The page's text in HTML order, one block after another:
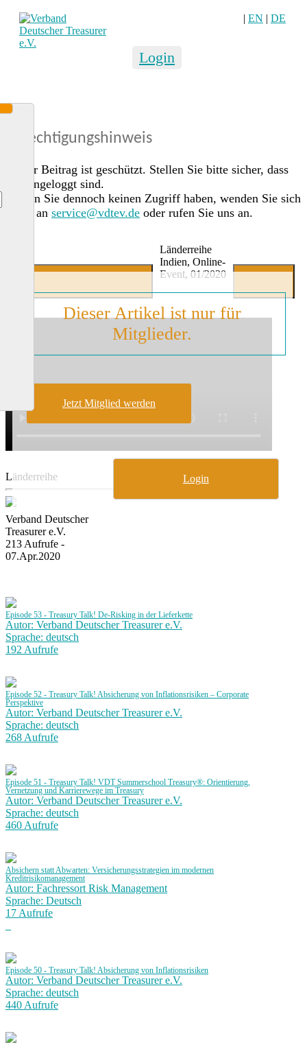
| EN | DE
Login
Berechtigungshinweis
Dieser Beitrag ist geschützt. Stellen Sie bitte sicher, dass
Sie eingeloggt sind.
Sollten Sie dennoch keinen Zugriff haben, wenden Sie sich
gerne an service@vdtev.de oder rufen Sie uns an.
Länderreihe
Indien, Online-
Event, 01/2020
Dieser Artikel ist nur für
Mitglieder.
Jetzt Mitglied werden
Login
Länderreihe
Verband Deutscher
Treasurer e.V.
213 Aufrufe -
07.Apr.2020
Episode 53 - Treasury Talk! De-Risking in der Lieferkette
Autor: Verband Deutscher Treasurer e.V.
Sprache: deutsch
192 Aufrufe
Episode 52 - Treasury Talk! Absicherung von Inflationsrisiken – Corporate
Perspektive
Autor: Verband Deutscher Treasurer e.V.
Sprache: deutsch
268 Aufrufe
Episode 51 - Treasury Talk! VDT Summerschool Treasury®: Orientierung,
Vernetzung und Karrierewege im Treasury
Autor: Verband Deutscher Treasurer e.V.
Sprache: deutsch
460 Aufrufe
Absichern statt Abwarten: Versicherungsstrategien im modernen
Kreditrisikomanagement
Autor: Fachressort Risk Management
Sprache: Deutsch
17 Aufrufe
Episode 50 - Treasury Talk! Absicherung von Inflationsrisiken
Autor: Verband Deutscher Treasurer e.V.
Sprache: deutsch
440 Aufrufe